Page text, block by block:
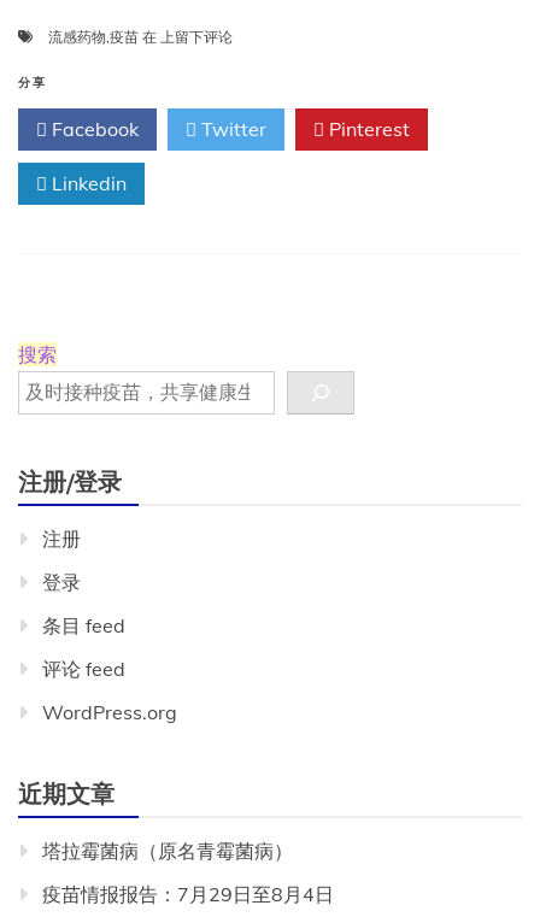
流感药物,疫苗 在 一
感
物
苗，
并
上留下评论
分享
Facebook Twitter Pinterest
Linkedin
搜索
注册/登录
注册
登录
条目 feed
评论 feed
WordPress.org
近期文章
塔拉霉菌病（原名青霉菌病）
疫苗情报报告：7月29日至8月4日